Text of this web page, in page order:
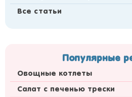
Все статьи
Популярные
Овощные котлеты
Салат с печенью трески